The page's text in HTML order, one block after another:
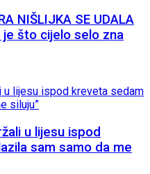
NIŠLIJKA SE UDALA
je što cijelo selo zna
u lijesu ispod
sam samo da me